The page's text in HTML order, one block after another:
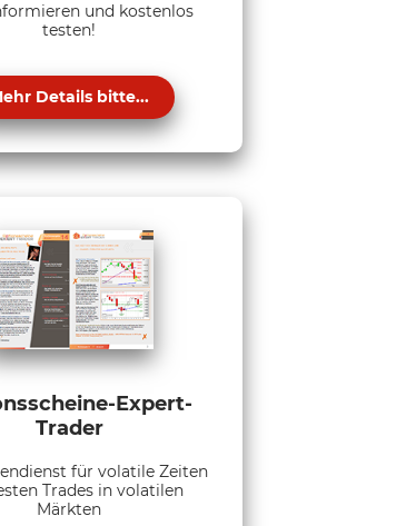
und kostenlos
testen!
Details bitte...
Expert-
Trader
für volatile Zeiten
Trades in volatilen
Märkten